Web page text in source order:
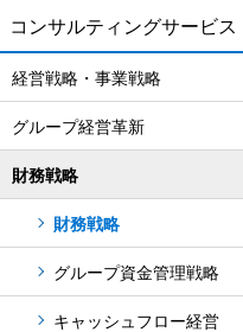
コンサルティングサービス
経営戦略・事業戦略
グループ経営革新
財務戦略
財務戦略
グループ資金管理戦略
キャッシュフロー経営